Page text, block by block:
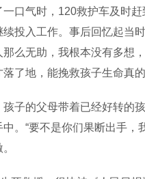
气时，120救护车及时赶
投入工作。事后回忆起当
那么无助，我根本没有多想
了地，能挽救孩子生命真
的父母带着已经好转的孩
。“要不是你们果断出手